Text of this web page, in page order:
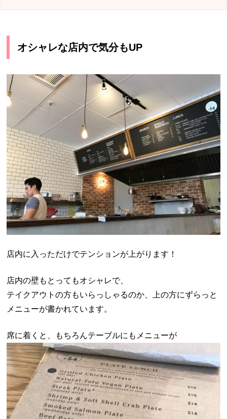
オシャレな店内で気分もUP
店内に入っただけでテンションが上がります！
店内の壁もとってもオシャレで、
テイクアウトの方もいらっしゃるのか、上の方にずらっと
メニューが書かれています。
席に着くと、もちろんテーブルにもメニューが